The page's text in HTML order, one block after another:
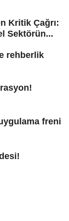
Kritik Çağrı:
Sektörün...
rehberlik
freni